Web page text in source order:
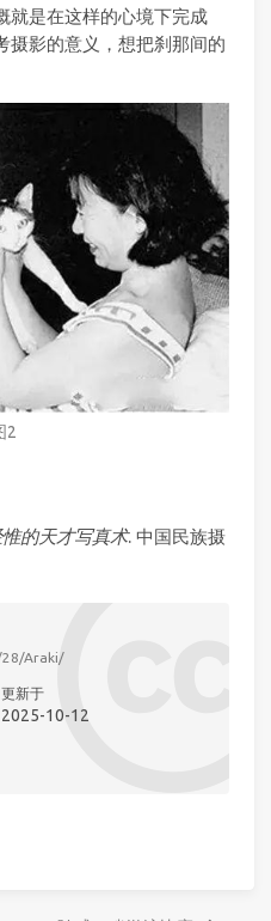
就是在这样的心境下完成
摄影的意义，想把刹那间的
2
的天才写真术. 中国民族摄
Araki/
更新于
2025-10-12